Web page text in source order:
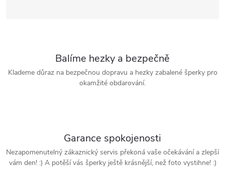
Balíme hezky a bezpečně
Klademe důraz na bezpečnou dopravu a hezky zabalené šperky pro
okamžité obdarování.
Garance spokojenosti
Nezapomenutelný zákaznický servis překoná vaše očekávání a zlepší
vám den! :) A potěší vás šperky ještě krásnější, než foto vystihne! :)